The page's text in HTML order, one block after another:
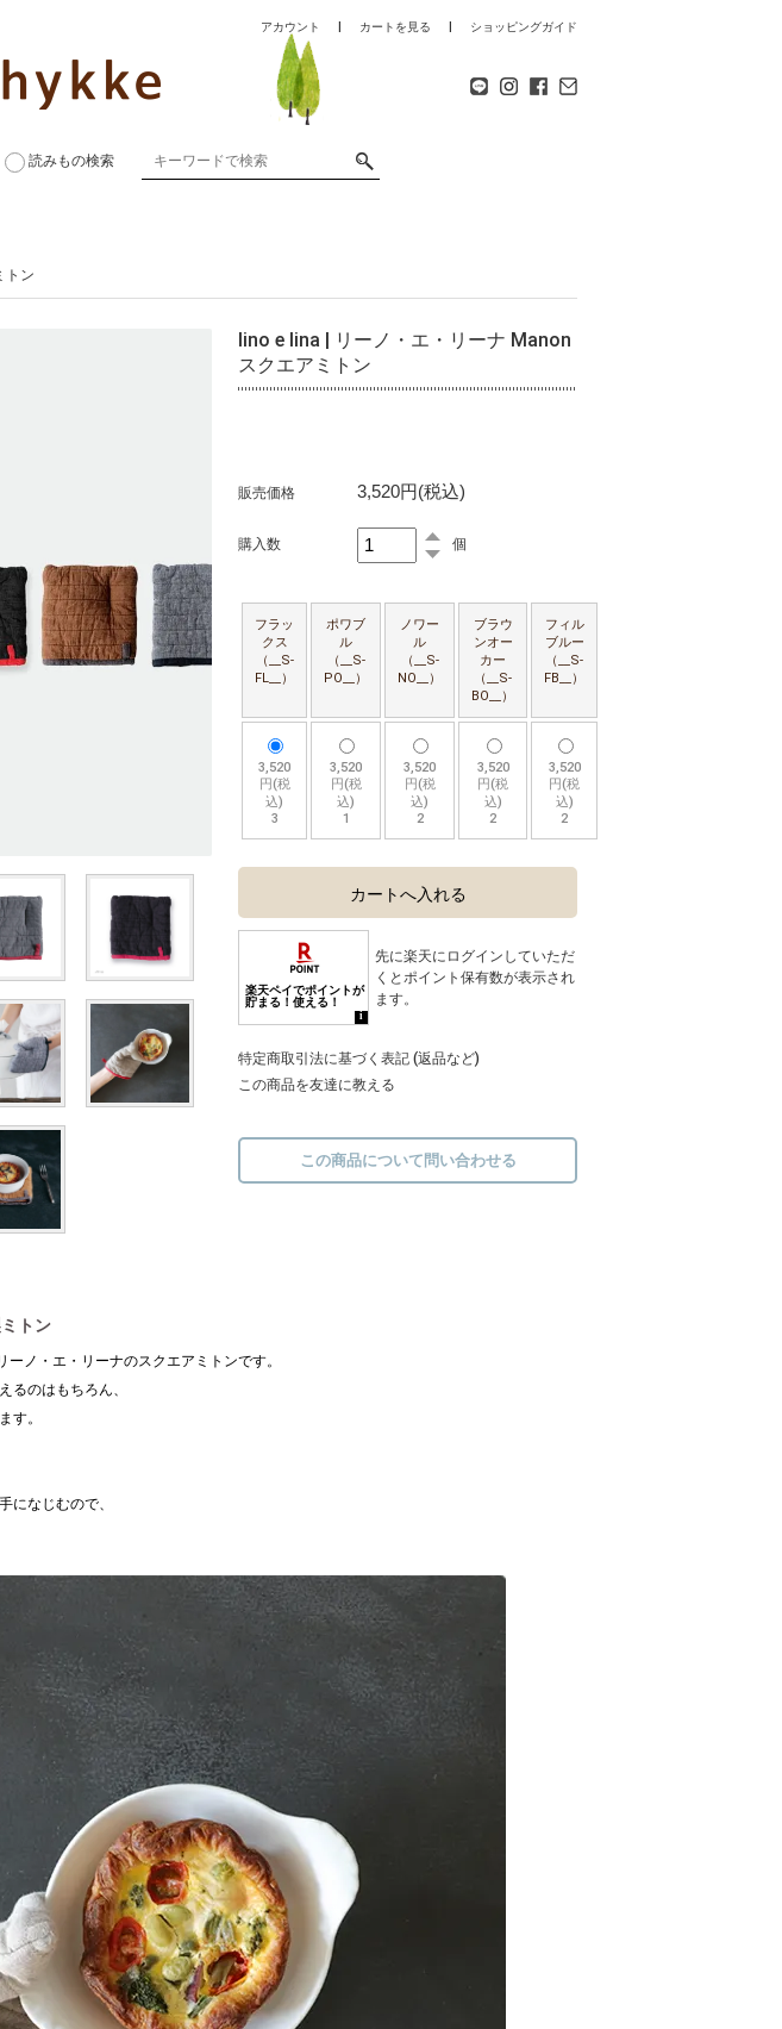
アカウント
カートを見る ショッピングガイド
読みもの検索
トン
lino e lina | リーノ・エ・リーナ Manon
スクエアミトン
販売価格 3,520円(税込)
購入数 個
フラッ
クス
（__S-
FL__）
ポワブ
ル
（__S-
PO__）
ノワー
ル
（__S-
NO__）
ブラウ
ンオー
カー
（__S-
BO__）
フィル
ブルー
（__S-
FB__）
3,520
円(税
込)
3
3,520
円(税
込)
1
3,520
円(税
込)
2
3,520
円(税
込)
2
3,520
円(税
込)
2
先に楽天に ログイン していただ
くとポイント保有数が表示され
ます。
特定商取引法に基づく表記 (返品など)
この商品を友達に教える
この商品について問い合わせる
トン
ノ・エ・リーナのスクエアミトンです。
るのはもちろん、
す。
になじむので、